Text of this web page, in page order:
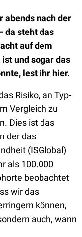
abends nach der
da steht das
auf dem
und sogar das
lest ihr hier.
Risiko, an Typ-
Vergleich zu
Dies ist das
der das
(ISGlobal)
als 100.000
beobachtet
wir das
können,
auch, wann